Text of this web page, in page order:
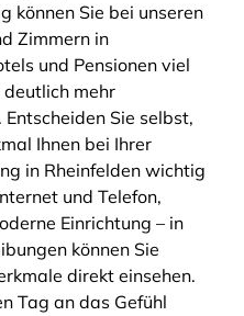
können Sie bei unseren
Zimmern in
und Pensionen viel
deutlich mehr
Sie selbst,
Ihnen bei Ihrer
in Rheinfelden wichtig
und Telefon,
Einrichtung – in
können Sie
direkt einsehen.
Tag an das Gefühl